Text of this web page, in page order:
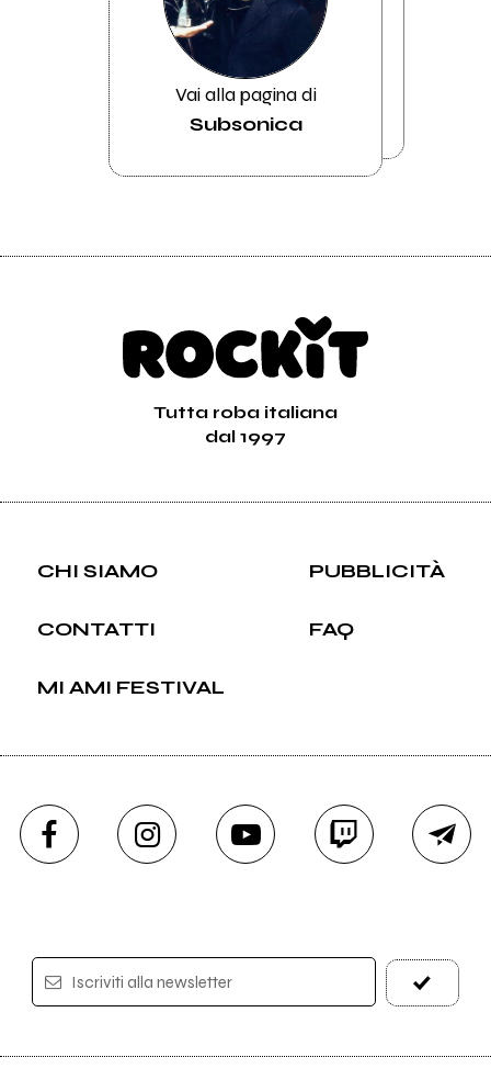
Vai alla pagina di
Subsonica
Tutta roba italiana
dal 1997
CHI SIAMO PUBBLICITÀ
CONTATTI FAQ
MI AMI FESTIVAL
Iscriviti alla newsletter